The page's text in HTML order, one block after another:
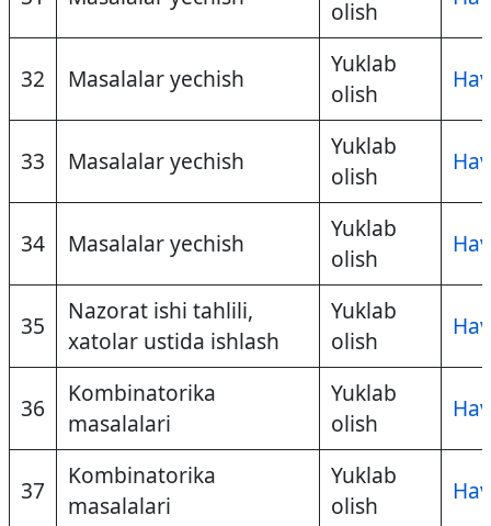
olish
32 Masalalar yechish
Yuklab
olish
33 Masalalar yechish
Yuklab
olish
34 Masalalar yechish
Yuklab
olish
35
Nazorat ishi tahlili,
xatolar ustida ishlash
Yuklab
olish
36
Kombinatorika
masalalari
Yuklab
olish
37
Kombinatorika
masalalari
Yuklab
olish